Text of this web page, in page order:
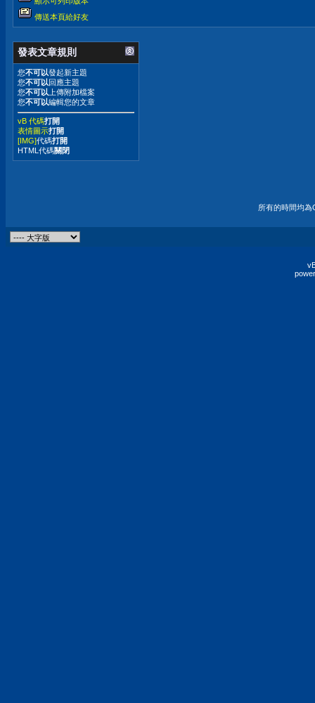
傳送本頁給好友
發表文章規則
您不可以發起新主題
您不可以 回應主題
您不可以 上傳附加檔案
您不可以編輯您的文章
vB 代碼打開
表情圖示打開
[IMG]代碼打開
HTML代碼關閉
所有的時間均為